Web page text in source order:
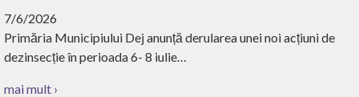
7/6/2026
Primăria Municipiului Dej anunță derularea unei noi acțiuni de
dezinsecție în perioada 6- 8 iulie…
mai mult ›